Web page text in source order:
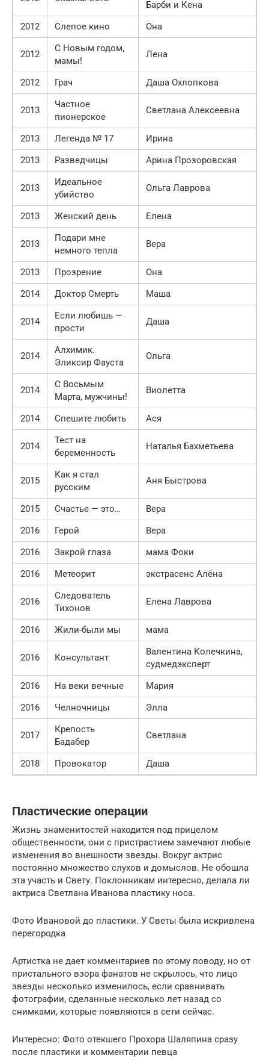
Барби и Кена
2012
Слепое кино Она
2012
С Новым годом,
мамы!
Лена
2012 Грач Даша Охлопкова
2013
Частное
пионерское
Светлана Алексеевна
2013 Легенда № 17
Ирина
2013
Разведчицы Арина Прозоровская
2013
Идеальное
убийство
Ольга Лаврова
2013 Женский день Елена
2013
Подари мне
немного тепла
Вера
2013 Прозрение
Она
2014
Доктор Смерть Маша
2014
Если любишь —
прости
Даша
2014
Алхимик.
Эликсир Фауста
Ольга
2014
С Восьмым
Марта, мужчины!
Виолетта
2014 Спешите любить Ася
2014
Тест на
беременность
Наталья Бахметьева
2015
Как я стал
русским
Аня Быстрова
2015 Счастье — это…
Вера
2016
Герой
Вера
2016
Закрой глаза
мама Фоки
2016
Метеорит экстрасенс Алёна
2016
Следователь
Тихонов
Елена Лаврова
2016 Жили-были мы мама
2016 Консультант
Валентина Колечкина,
судмедэксперт
2016
На веки вечные
Мария
2016
Челночницы Элла
2017
Крепость
Бадабер
Светлана
2018 Провокатор Даша
Пластические операции
Жизнь знаменитостей находится под прицелом
общественности, они с пристрастием замечают любые
изменения во внешности звезды. Вокруг актрис
постоянно множество слухов и домыслов. Не обошла
эта участь и Свету. Поклонникам интересно, делала ли
актриса Светлана Иванова пластику носа.
Фото Ивановой до пластики. У Светы была искривлена
перегородка
Артистка не дает комментариев по этому поводу, но от
пристального взора фанатов не скрылось, что лицо
звезды несколько изменилось, если сравнивать
фотографии, сделанные несколько лет назад со
снимками, которые появляются в сети сейчас.
Интересно: Фото отекшего Прохора Шаляпина сразу
после пластики и комментарии певца